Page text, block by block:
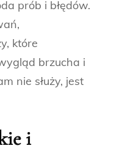
prób i błędów.
które
brzucha i
nie służy, jest
i